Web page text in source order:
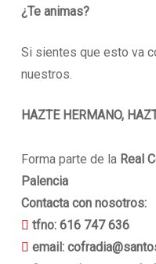
¿Te animas?
Si sientes que esto va
nuestros.
HAZTE HERMANO,
Forma parte de la Real
Palencia
Contacta con nosotros:
 tfno: 616 747 636
 email: